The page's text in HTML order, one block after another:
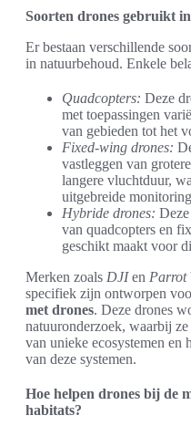
Soorten drones gebruikt
Er bestaan verschillende
in natuurbehoud. Enkele
Quadcopters: Deze
met toepassingen
van gebieden tot het
Fixed-wing drones:
vastleggen van
langere vluchtduur,
uitgebreide
Hybride drones:
van quadcopters en
geschikt maakt voor
Merken zoals DJIen Parrot
specifiek zijn ontworpen
met drones. Deze drones
natuuronderzoek, waarbij
van unieke ecosystemen en
van deze systemen.
Hoe helpen drones bij de
habitats?